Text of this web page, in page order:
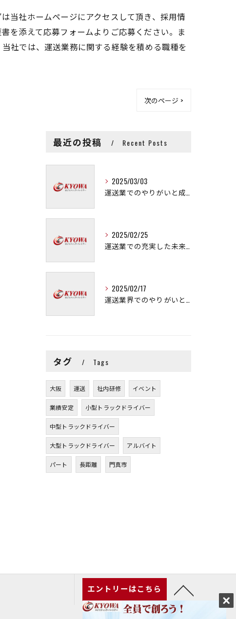
当社ホームページにアクセスして頂き、採用情
を添えて応募フォームよりご応募ください。ま
社では、運送業務に関する経験を積める職種を
次のページ >
最近の投稿 Recent Posts
2025/03/03
運送業でのやりがいと成長の秘訣
2025/02/25
運送業での充実した未来を拓く方法
2025/02/17
運送業界でのやりがいと可能性
タグ Tags
大阪 運送 社内研修 イベント
業績安定 小型トラックドライバー
中型トラックドライバー
大型トラックドライバー アルバイト
パート 長距離 門真市
エントリーはこちら